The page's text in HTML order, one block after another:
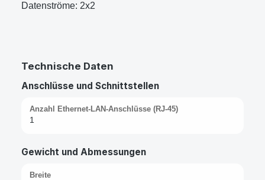
Datenströme: 2x2
Technische Daten
Anschlüsse und Schnittstellen
Anzahl Ethernet-LAN-Anschlüsse (RJ-45)
1
Gewicht und Abmessungen
Breite